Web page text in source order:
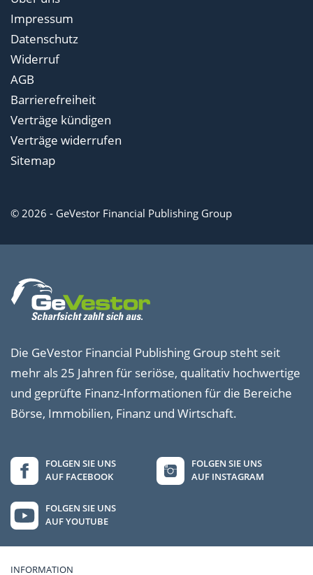
Impressum
Datenschutz
Widerruf
AGB
Barrierefreiheit
Verträge kündigen
Verträge widerrufen
Sitemap
© 2026 - GeVestor Financial Publishing Group
Die GeVestor Financial Publishing Group steht seit
mehr als 25 Jahren für seriöse, qualitativ hochwertige
und geprüfte Finanz-Informationen für die Bereiche
Börse, Immobilien, Finanz und Wirtschaft.
FOLGEN SIE UNS
AUF FACEBOOK
FOLGEN SIE UNS
AUF INSTAGRAM
FOLGEN SIE UNS
AUF YOUTUBE
INFORMATION